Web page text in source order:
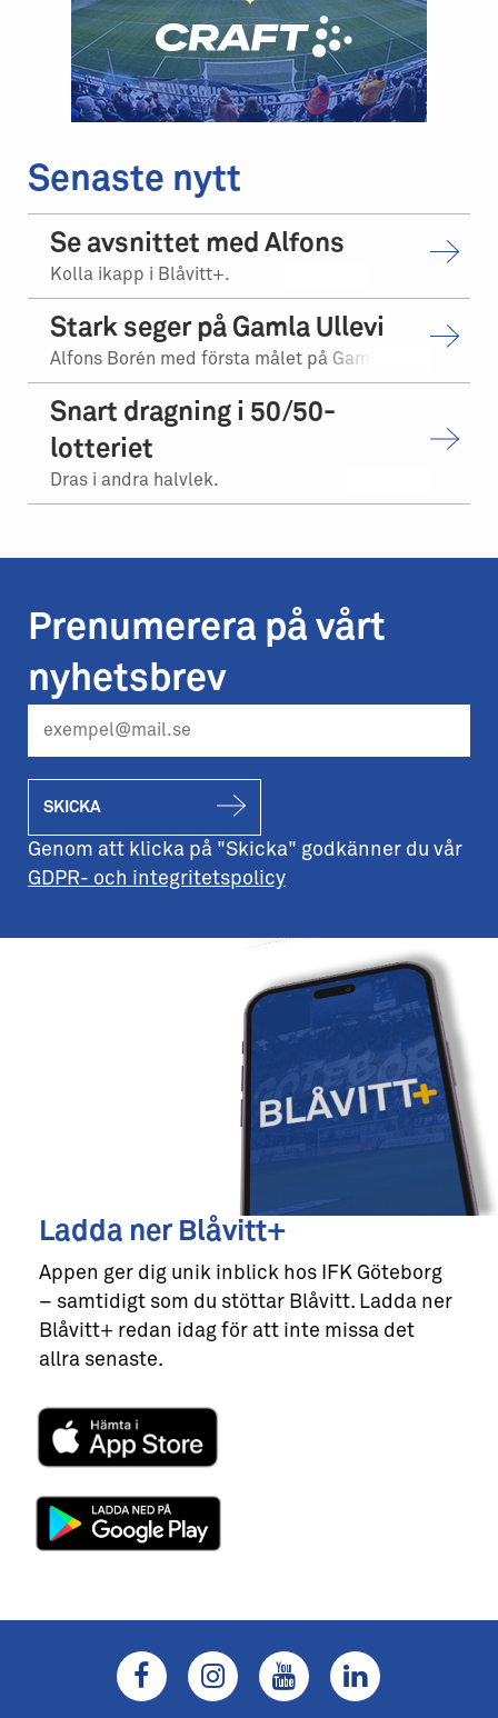
Senaste nytt
Se avsnittet med Alfons
Kolla ikapp i Blåvitt+.
Stark seger på Gamla Ullevi
Snart dragning i 50/50-
lotteriet
Dras i andra halvlek.
Prenumerera på vårt
nyhetsbrev
SKICKA
Genom att klicka på "Skicka" godkänner du vår
GDPR- och integritetspolicy
Ladda ner Blåvitt+
Appen ger dig unik inblick hos IFK Göteborg
– samtidigt som du stöttar Blåvitt. Ladda ner
Blåvitt+ redan idag för att inte missa det
allra senaste.